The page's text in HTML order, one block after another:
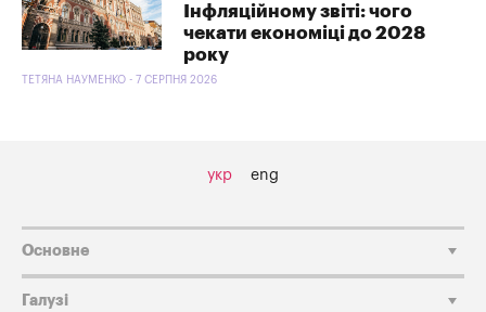
Інфляційному звіті: чого
чекати економіці до 2028
року
ТЕТЯНА НАУМЕНКО - 7 СЕРПНЯ 2026
укр eng
Основне
Галузі